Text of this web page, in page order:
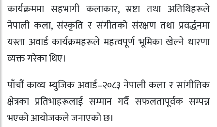
कार्यक्रममा सहभागी कलाकार, स्रष्टा तथा अतिथिहरूले
नेपाली कला, संस्कृति र संगीतको संरक्षण तथा प्रवर्द्धनमा
यस्ता अवार्ड कार्यक्रमहरूले महत्वपूर्ण भूमिका खेल्ने धारणा
व्यक्त गरेका थिए।
पाँचौं काव्य म्युजिक अवार्ड–२०८३ नेपाली कला र सांगीतिक
क्षेत्रका प्रतिभाहरूलाई सम्मान गर्दै सफलतापूर्वक सम्पन्न
भएको आयोजकले जनाएको छ।